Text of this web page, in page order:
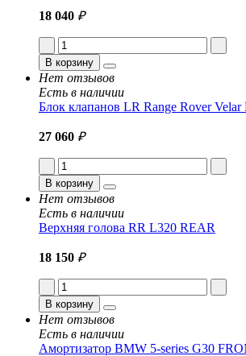
18 040 ₽
В корзину
Нет отзывов
Есть в наличии
Блок клапанов LR Range Rover
27 060 ₽
В корзину
Нет отзывов
Есть в наличии
Верхняя голова RR L320 REAR
18 150 ₽
В корзину
Нет отзывов
Есть в наличии
Амортизатор BMW 5-series G30